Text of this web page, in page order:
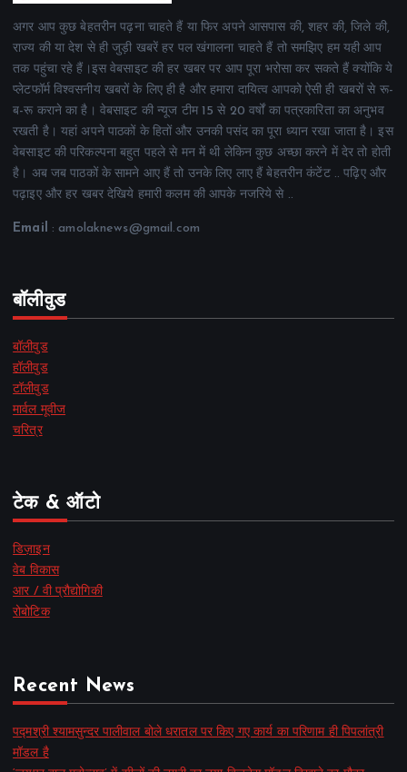
अगर आप कुछ बेहतरीन पढ़ना चाहते हैं या फिर अपने आसपास की, शहर की, जिले की,
राज्य की या देश से ही जुड़ी खबरें हर पल खंगालना चाहते हैं तो समझिए हम यही आप
तक पहुंचा रहे हैं।इस वेबसाइट की हर खबर पर आप पूरा भरोसा कर सकते हैं क्योंकि ये
प्लेटफॉर्म विश्वसनीय खबरों के लिए ही है और हमारा दायित्व आपको ऐसी ही खबरों से रू-
ब-रू कराने का है। वेबसाइट की न्यूज टीम 15 से 20 वर्षों का पत्रकारिता का अनुभव
रखती है। यहां अपने पाठकों के हितों और उनकी पसंद का पूरा ध्यान रखा जाता है। इस
वेबसाइट की परिकल्पना बहुत पहले से मन में थी लेकिन कुछ अच्छा करने में देर तो होती
है। अब जब पाठकों के सामने आए हैं तो उनके लिए लाए हैं बेहतरीन कंटेंट .. पढ़िए और
पढ़ाइए और हर खबर देखिये हमारी कलम की आपके नजरिये से ..
Email : amolaknews@gmail.com
बॉलीवुड
बॉलीवुड
हॉलीवुड
टॉलीवुड
मार्वल मूवीज
चरित्र
टेक & ऑटो
डिज़ाइन
वेब विकास
आर / वी प्रौद्योगिकी
रोबोटिक
Recent News
पद्मश्री श्यामसुन्दर पालीवाल बोले धरातल पर किए गए कार्य का परिणाम ही पिपलांत्री
मॉडल है